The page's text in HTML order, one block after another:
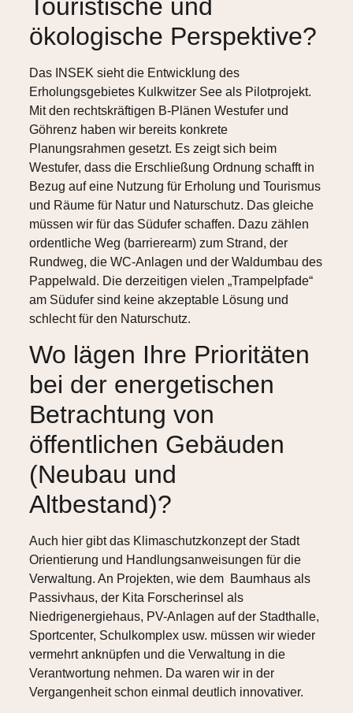
Touristische und
ökologische Perspektive?
Das INSEK sieht die Entwicklung des
Erholungsgebietes Kulkwitzer See als Pilotprojekt.
Mit den rechtskräftigen B-Plänen Westufer und
Göhrenz haben wir bereits konkrete
Planungsrahmen gesetzt. Es zeigt sich beim
Westufer, dass die Erschließung Ordnung schafft in
Bezug auf eine Nutzung für Erholung und Tourismus
und Räume für Natur und Naturschutz. Das gleiche
müssen wir für das Südufer schaffen. Dazu zählen
ordentliche Weg (barrierearm) zum Strand, der
Rundweg, die WC-Anlagen und der Waldumbau des
Pappelwald. Die derzeitigen vielen „Trampelpfade“
am Südufer sind keine akzeptable Lösung und
schlecht für den Naturschutz.
Wo lägen Ihre Prioritäten
bei der energetischen
Betrachtung von
öffentlichen Gebäuden
(Neubau und
Altbestand)?
Auch hier gibt das Klimaschutzkonzept der Stadt
Orientierung und Handlungsanweisungen für die
Verwaltung. An Projekten, wie dem Baumhaus als
Passivhaus, der Kita Forscherinsel als
Niedrigenergiehaus, PV-Anlagen auf der Stadthalle,
Sportcenter, Schulkomplex usw. müssen wir wieder
vermehrt anknüpfen und die Verwaltung in die
Verantwortung nehmen. Da waren wir in der
Vergangenheit schon einmal deutlich innovativer.